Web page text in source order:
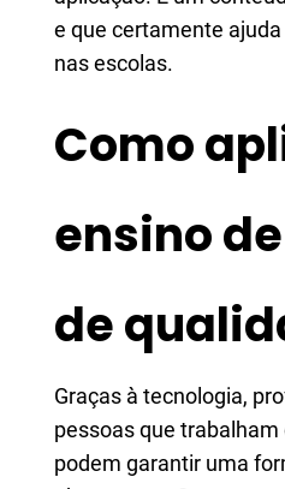
e que certamente
nas escolas.
Como
ensino
de
Graças à tecnologia,
pessoas que
podem garantir uma